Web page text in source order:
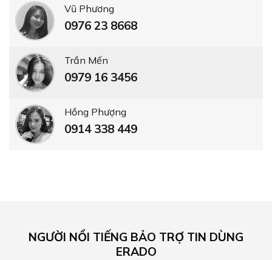
Vũ Phương
0976 23 8668
Trần Mến
0979 16 3456
Hồng Phượng
0914 338 449
NGƯỜI NỔI TIẾNG BẢO TRỢ TIN DÙNG
ERADO